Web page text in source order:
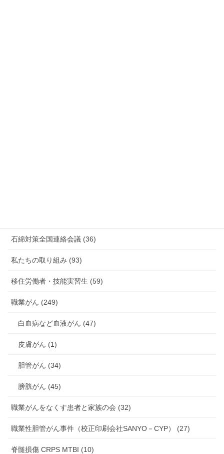
石綿対策全国連絡会議 (36)
私たちの取り組み (93)
移住労働者・技能実習生 (59)
職業がん (249)
白血病など血液がん (47)
皮膚がん (1)
胆管がん (34)
膀胱がん (45)
職業がんをなくす患者と家族の会 (32)
職業性胆管がん事件（校正印刷会社SANYO－CYP） (27)
脊髄損傷 CRPS MTBI (10)